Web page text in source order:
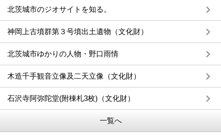
北茨城市のジオサイトを知る。
神岡上古墳群第３号墳出土遺物（文化財）
北茨城市ゆかりの人物・野口雨情
木造千手観音立像及二天立像（文化財）
石沢寺阿弥陀堂(附棟札3枚)（文化財）
一覧へ